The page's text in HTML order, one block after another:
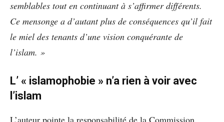
semblables tout en continuant à s’affirmer différents.
Ce mensonge a d’autant plus de conséquences qu’il fait
le miel des tenants d’une vision conquérante de
l’islam. »
L’ « islamophobie » n’a rien à voir avec
l’islam
L’auteur pointe la responsabilité de la Commission